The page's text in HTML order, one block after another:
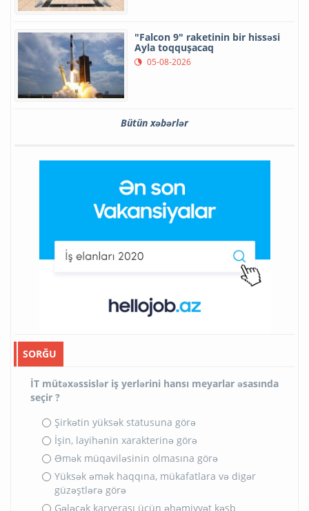
"Falcon 9" raketinin bir hissəsi
Ayla toqquşacaq
05-08-2026
Bütün xəbərlər
SORĞU
İT mütəxəssislər iş yerlərini hansı meyarlar əsasında
seçir ?
Şirkətin yüksək statusuna görə
İşin, layihənin xarakterinə görə
Əmək müqaviləsinin olmasına görə
Yüksək əmək haqqına, mükafatlara və digər
güzəştlərə görə
Gələcək karyerası üçün əhəmiyyət kəsb